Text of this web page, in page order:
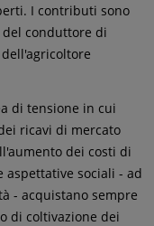
I contributi sono
conduttore di
di tensione in cui
ricavi di mercato
dei costi di
aspettative sociali - ad
- acquistano sempre
di coltivazione dei